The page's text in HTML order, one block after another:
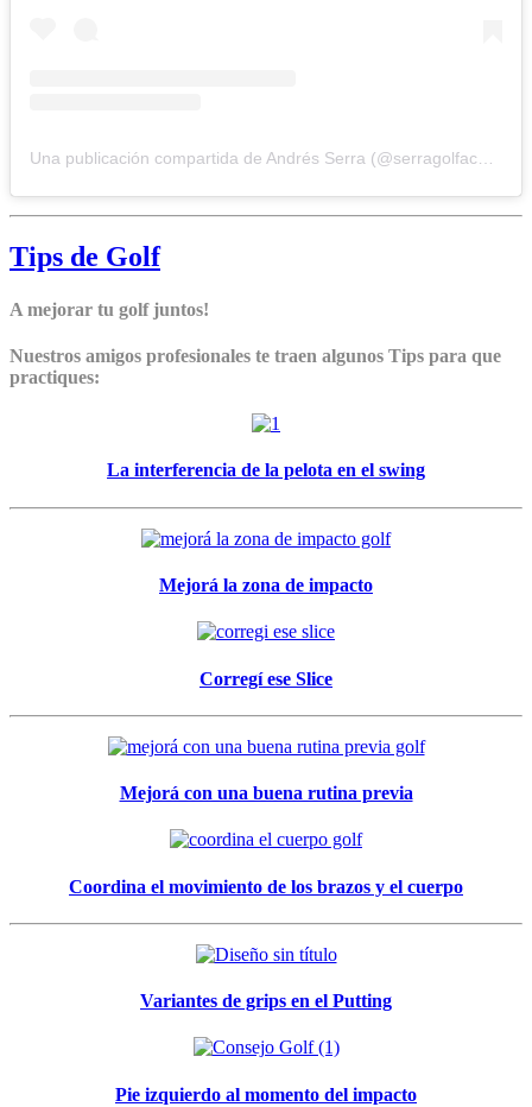
Una publicación compartida de Andrés Serra (@serragolfacademy)
Tips de Golf
A mejorar tu golf juntos!
Nuestros amigos profesionales te traen algunos Tips para que
practiques:
La interferencia de la pelota en el swing
Mejorá la zona de impacto
Corregí ese Slice
Mejorá con una buena rutina previa
Coordina el movimiento de los brazos y el cuerpo
Variantes de grips en el Putting
Pie izquierdo al momento del impacto